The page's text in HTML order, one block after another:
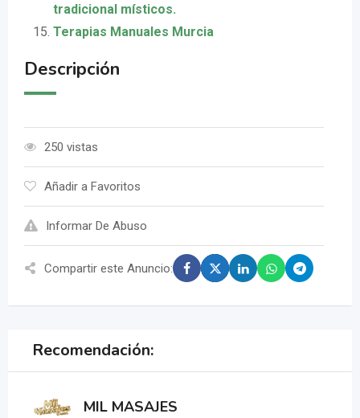
tradicional místicos.
Terapias Manuales Murcia
Descripción
250 vistas
Añadir a Favoritos
Informar De Abuso
Compartir este Anuncio:
Recomendación:
MIL MASAJES